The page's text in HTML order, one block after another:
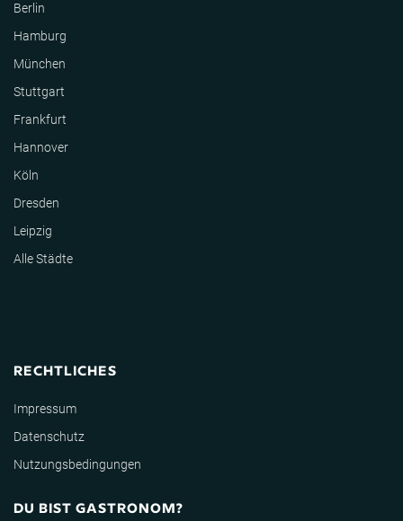
Berlin
Hamburg
München
Stuttgart
Frankfurt
Hannover
Köln
Dresden
Leipzig
Alle Städte
RECHTLICHES
Impressum
Datenschutz
Nutzungsbedingungen
DU BIST GASTRONOM?